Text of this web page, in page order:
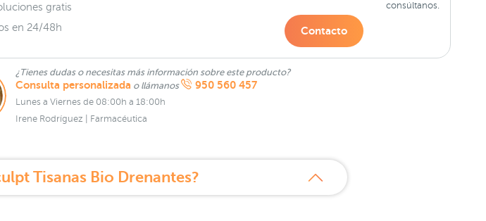
gratis
en 24/48h
consúltanos.
Contacto
¿Tienes dudas o necesitas más información sobre este producto?
Consulta personalizada o llámanos 950 560 457
Lunes a Viernes de 08:00h a 18:00h
Irene Rodríguez | Farmacéutica
Tisanas Bio Drenantes?